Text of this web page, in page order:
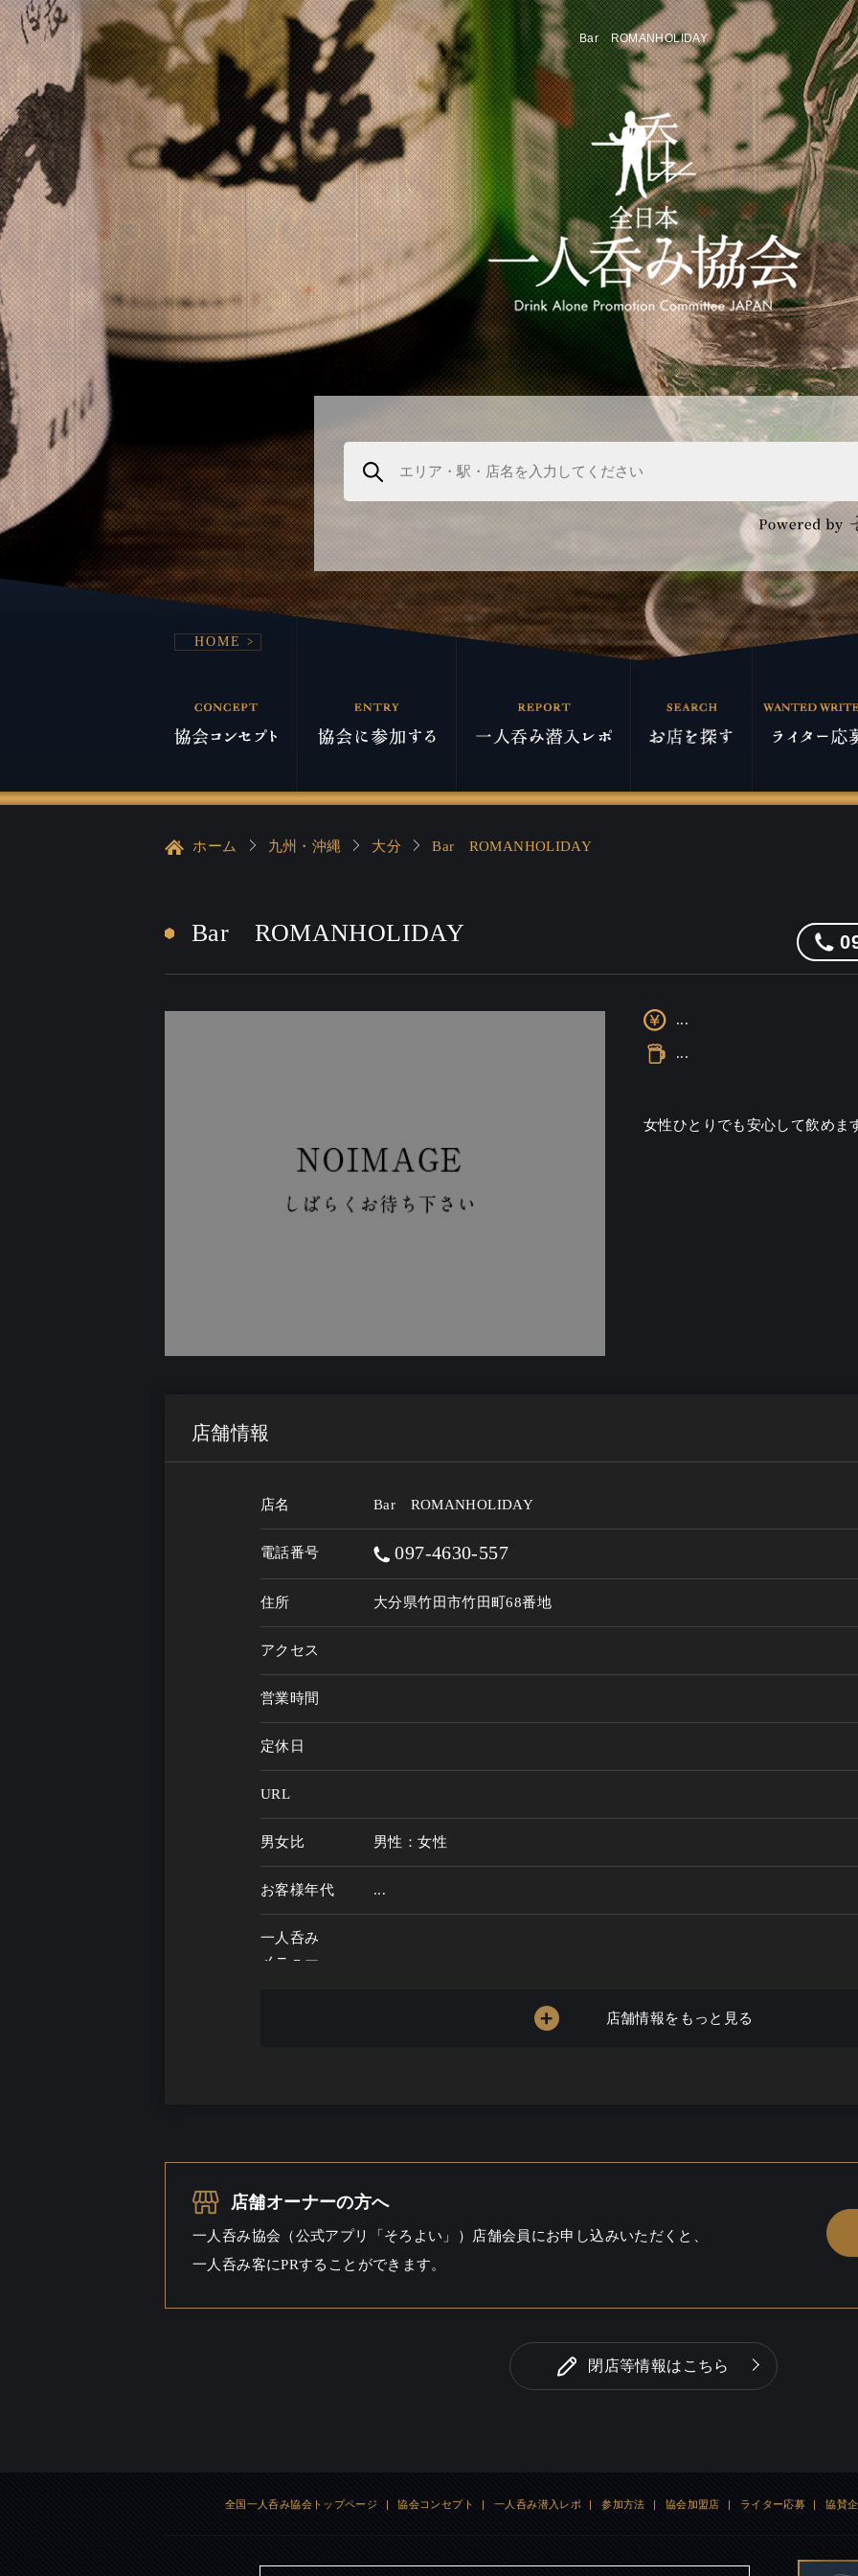
Bar ROMANHOLIDAY
HOME
ホーム 九州・沖縄 大分 Bar ROMANHOLIDAY
Bar ROMANHOLIDAY
...
...
女性ひとりでも安心して飲めま
店舗情報
店名 Bar ROMANHOLIDAY
電話番号 097-4630-557
住所 大分県竹田市竹田町68番地
アクセス
営業時間
定休日
URL
男女比 男性：女性
お客様年代 ...
一人呑み
メニュー
店舗情報をもっと見る
店舗オーナーの方へ
一人呑み協会（公式アプリ「そろよい」）店舗会員にお申し込みいただくと、
一人呑み客にPRすることができます。
閉店等情報はこちら
全国一人呑み協会トップページ | 協会コンセプト | 一人呑み潜入レポ | 参加方法 | 協会加盟店 | ライター応募 | 協賛